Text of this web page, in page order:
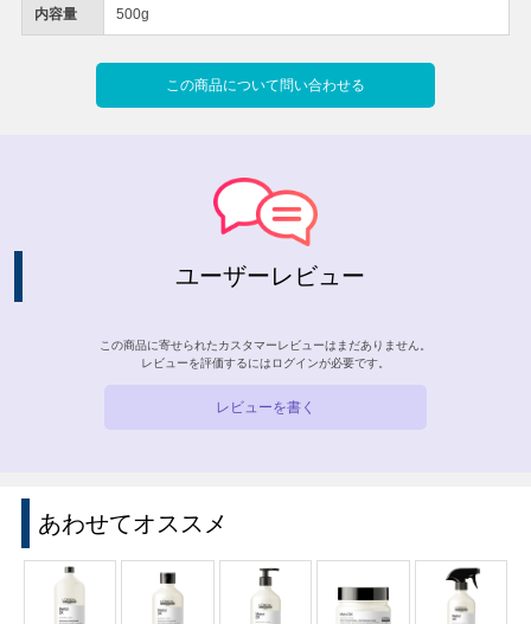
内容量 500g
この商品について問い合わせる
ユーザーレビュー
この商品に寄せられたカスタマーレビューはまだありません。
レビューを評価するには ログインが必要です。
レビューを書く
あわせてオススメ